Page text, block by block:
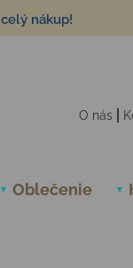
nákup!
O nás
Oblečenie